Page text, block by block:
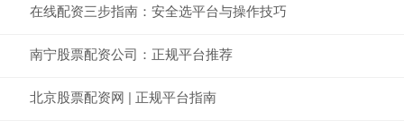
在线配资三步指南：安全选平台与操作技巧
南宁股票配资公司：正规平台推荐
北京股票配资网 | 正规平台指南